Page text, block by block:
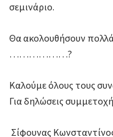
σεμινάριο.
Θα ακολουθήσουν
………………?
Καλούμε όλους τους
Για δηλώσεις
Σίφουνας